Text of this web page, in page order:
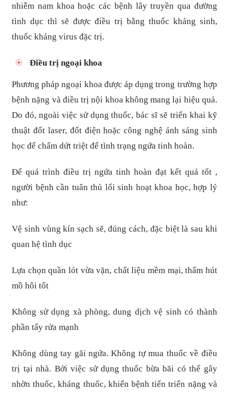
nhiễm nam khoa hoặc các bệnh lây truyền qua đường
tình dục thì sẽ được điều trị bằng thuốc kháng sinh,
thuốc kháng virus đặc trị.
Điều trị ngoại khoa
Phương pháp ngoại khoa được áp dụng trong trường hợp
bệnh nặng và điều trị nội khoa không mang lại hiệu quả.
Do đó, ngoài việc sử dụng thuốc, bác sĩ sẽ triển khai kỹ
thuật đốt laser, đốt điện hoặc công nghệ ánh sáng sinh
học để chấm dứt triệt để tình trạng ngứa tinh hoàn.
Để quá trình điều trị ngứa tinh hoàn đạt kết quả tốt ,
người bệnh cần tuân thủ lối sinh hoạt khoa học, hợp lý
như:
Vệ sinh vùng kín sạch sẽ, đúng cách, đặc biệt là sau khi
quan hệ tình dục
Lựa chọn quần lót vừa vặn, chất liệu mềm mại, thấm hút
mồ hôi tốt
Không sử dụng xà phòng, dung dịch vệ sinh có thành
phần tẩy rửa mạnh
Không dùng tay gãi ngứa. Không tự mua thuốc về điều
trị tại nhà. Bởi việc sử dụng thuốc bừa bãi có thể gây
nhờn thuốc, kháng thuốc, khiến bệnh tiến triển nặng và